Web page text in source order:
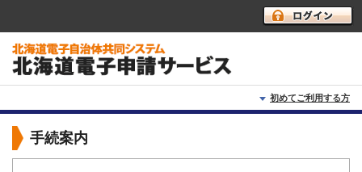
初めてご利用する方
初めて利用する方へ
手続案内